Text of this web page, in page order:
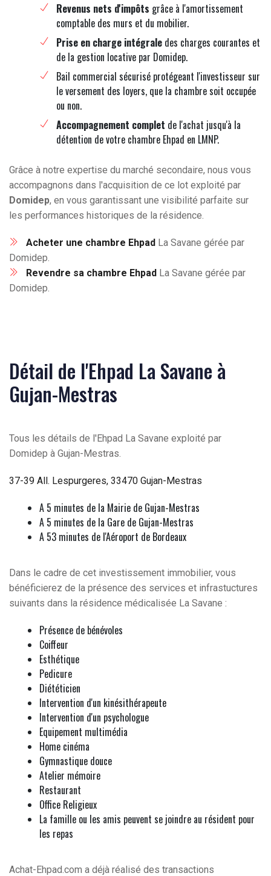
Revenus nets d'impôts grâce à l'amortissement
comptable des murs et du mobilier.
Prise en charge intégrale des charges courantes et
de la gestion locative par Domidep.
Bail commercial sécurisé protégeant l'investisseur sur
le versement des loyers, que la chambre soit occupée
ou non.
Accompagnement complet de l'achat jusqu'à la
détention de votre chambre Ehpad en LMNP.
Grâce à notre expertise du marché secondaire, nous vous
accompagnons dans l'acquisition de ce lot exploité par
Domidep, en vous garantissant une visibilité parfaite sur
les performances historiques de la résidence.
Acheter une chambre Ehpad La Savane gérée par
Domidep.
Revendre sa chambre Ehpad La Savane gérée par
Domidep.
Détail de l'Ehpad La Savane à
Gujan-Mestras
Tous les détails de l'Ehpad La Savane exploité par
Domidep à Gujan-Mestras.
37-39 All. Lespurgeres, 33470 Gujan-Mestras
A 5 minutes de la Mairie de Gujan-Mestras
A 5 minutes de la Gare de Gujan-Mestras
A 53 minutes de l'Aéroport de Bordeaux
Dans le cadre de cet investissement immobilier, vous
bénéficierez de la présence des services et infrastuctures
suivants dans la résidence médicalisée La Savane :
Présence de bénévoles
Coiffeur
Esthétique
Pedicure
Diététicien
Intervention d'un kinésithérapeute
Intervention d'un psychologue
Equipement multimédia
Home cinéma
Gymnastique douce
Atelier mémoire
Restaurant
Office Religieux
La famille ou les amis peuvent se joindre au résident pour
les repas
Achat-Ehpad.com a déjà réalisé des transactions